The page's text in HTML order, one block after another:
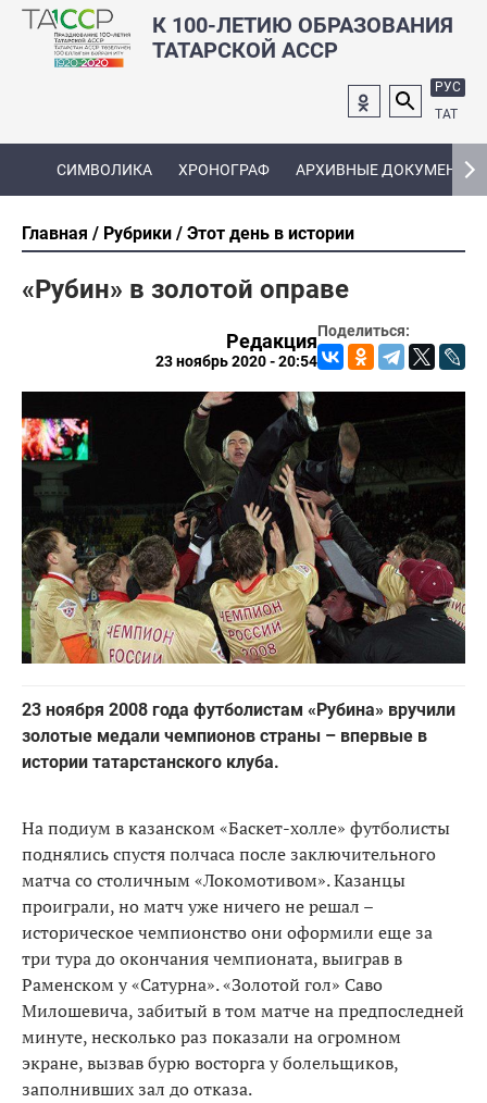
К 100-ЛЕТИЮ ОБРАЗОВАНИЯ
ТАТАРСКОЙ АССР
РУС
ТАТ
СИМВОЛИКА ХРОНОГРАФ АРХИВНЫЕ ДОКУМЕНТЫ
Главная Рубрики Этот день в истории
«Рубин» в золотой оправе
Поделиться:
Редакция
23 ноябрь 2020 - 20:54
23 ноября 2008 года футболистам «Рубина» вручили
золотые медали чемпионов страны – впервые в
истории татарстанского клуба.
На подиум в казанском «Баскет-холле» футболисты
поднялись спустя полчаса после заключительного
матча со столичным «Локомотивом». Казанцы
проиграли, но матч уже ничего не решал –
историческое чемпионство они оформили еще за
три тура до окончания чемпионата, выиграв в
Раменском у «Сатурна». «Золотой гол» Саво
Милошевича, забитый в том матче на предпоследней
минуте, несколько раз показали на огромном
экране, вызвав бурю восторга у болельщиков,
заполнивших зал до отказа.